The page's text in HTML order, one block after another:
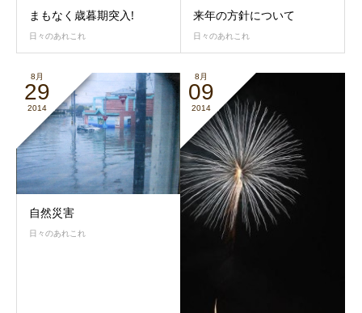
まもなく歳暮期突入!
日々のあれこれ
来年の方針について
日々のあれこれ
8月
29
2014
自然災害
日々のあれこれ
8月
09
2014